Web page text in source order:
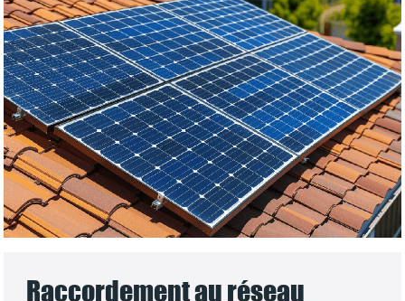
Raccordement au réseau